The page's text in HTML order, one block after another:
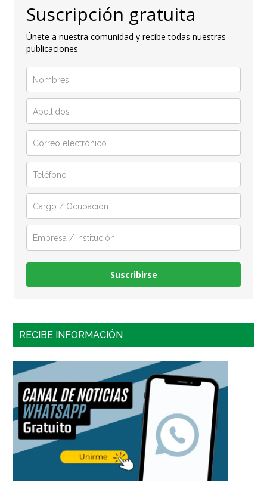
Suscripción gratuita
Únete a nuestra comunidad y recibe todas nuestras
publicaciones
Suscribirse
RECIBE INFORMACIÓN